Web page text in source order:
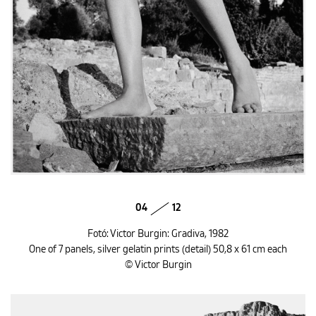
04 12
Fotó: Victor Burgin: Gradiva, 1982
One of 7 panels, silver gelatin prints (detail) 50,8 x 61 cm each
© Victor Burgin